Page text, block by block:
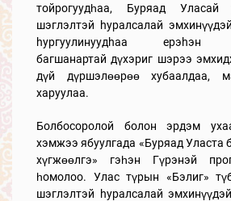
тойрогуудһаа, Буряад Уласай
шэглэлтэй hуралсалай
hургуулинуудhаа ерэhэн
багшанартай дүхэриг шэрээ
дүй дүршэлөөрөө хубаалдаа,
харуулаа.
Болбосоролой болон эрдэм
хэмжээ ябуулгада «Буряад Уласта
хүгжөөлгэ» гэһэн Гүрэнэй
һомолоо. Улас түрын «Бэлиг»
шэглэлтэй hуралсалай